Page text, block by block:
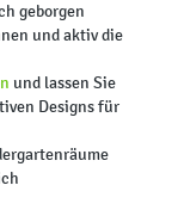
geborgen
und aktiv die
und lassen Sie
Designs für